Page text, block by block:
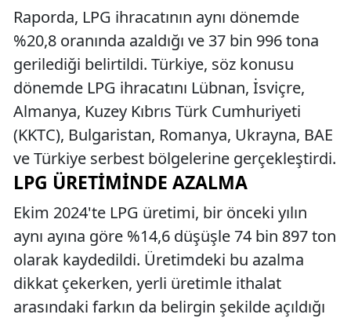
Raporda, LPG ihracatının aynı dönemde
%20,8 oranında azaldığı ve 37 bin 996 tona
gerilediği belirtildi. Türkiye, söz konusu
dönemde LPG ihracatını Lübnan, İsviçre,
Almanya, Kuzey Kıbrıs Türk Cumhuriyeti
(KKTC), Bulgaristan, Romanya, Ukrayna, BAE
ve Türkiye serbest bölgelerine gerçekleştirdi.
LPG ÜRETIMINDE AZALMA
Ekim 2024'te LPG üretimi, bir önceki yılın
aynı ayına göre %14,6 düşüşle 74 bin 897 ton
olarak kaydedildi. Üretimdeki bu azalma
dikkat çekerken, yerli üretimle ithalat
arasındaki farkın da belirgin şekilde açıldığı